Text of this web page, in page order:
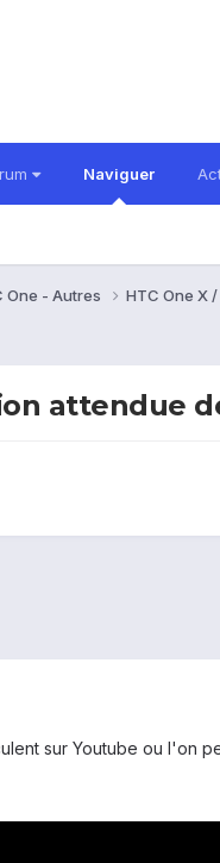
Naviguer
One - Autres HTC One X
attendue
sur Youtube ou l'on